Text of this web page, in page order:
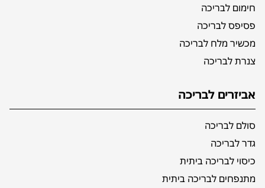
חימום לבריכה
פסיפס לבריכה
מכשיר מלח לבריכה
צנרת לבריכה
אביזרים לבריכה
סולם לבריכה
גדר לבריכה
כיסוי לבריכה ביתית
מתנפחים לבריכה ביתית